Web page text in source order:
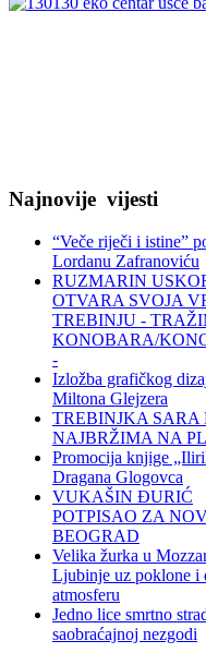
Najnovije vijesti
“Veče riječi i istine”
Lordanu Zafranoviću
RUZMARIN
OTVARA SVOJA
TREBINJU -
KONOBARA/
-
Izložba grafičkog
Miltona Glejzera
TREBINЈKA
NAJBRŽIMA NA
Promocija knjige
Dragana Glogovca
VUKAŠIN ĐURIĆ
POTPISAO ZA
BEOGRAD
Velika žurka u
Ljubinje uz poklone i
atmosferu
Jedno lice smrtno
saobraćajnoj nezgodi